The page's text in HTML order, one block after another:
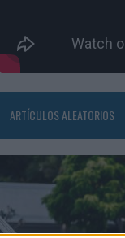
ARTÍCULOS ALEATORIOS